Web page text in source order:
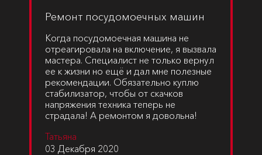
Ремонт посудомоечных машин
Когда посудомоечная машина не
отреагировала на включение, я вызвала
мастера. Специалист не только вернул
ее к жизни но ещё и дал мне полезные
рекомендации. Обязательно куплю
стабилизатор, чтобы от скачков
напряжения техника теперь не
страдала! А ремонтом я довольна!
Татьяна
03 Декабря 2020